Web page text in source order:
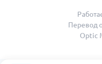
Перевод
Optic